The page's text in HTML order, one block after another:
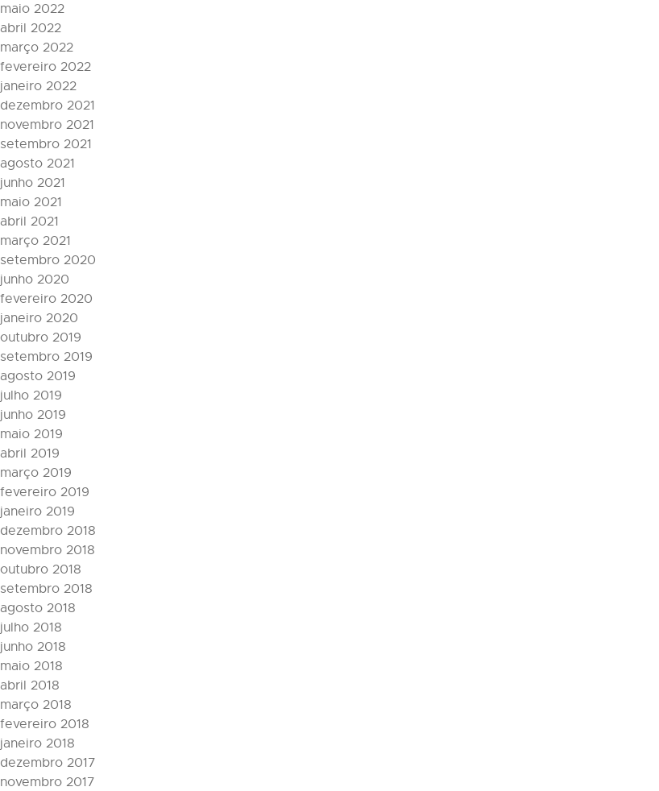
maio 2022
abril 2022
março 2022
fevereiro 2022
janeiro 2022
dezembro 2021
novembro 2021
setembro 2021
agosto 2021
junho 2021
maio 2021
abril 2021
março 2021
setembro 2020
junho 2020
fevereiro 2020
janeiro 2020
outubro 2019
setembro 2019
agosto 2019
julho 2019
junho 2019
maio 2019
abril 2019
março 2019
fevereiro 2019
janeiro 2019
dezembro 2018
novembro 2018
outubro 2018
setembro 2018
agosto 2018
julho 2018
junho 2018
maio 2018
abril 2018
março 2018
fevereiro 2018
janeiro 2018
dezembro 2017
novembro 2017